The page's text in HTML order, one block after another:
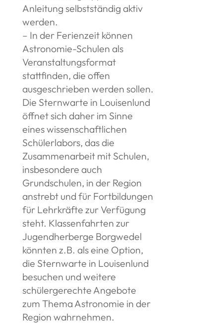
Anleitung selbstständig aktiv
werden.
– In der Ferienzeit können
Astronomie-Schulen als
Veranstaltungsformat
stattfinden, die offen
ausgeschrieben werden sollen.
Die Sternwarte in Louisenlund
öffnet sich daher im Sinne
eines wissenschaftlichen
Schülerlabors, das die
Zusammenarbeit mit Schulen,
insbesondere auch
Grundschulen, in der Region
anstrebt und für Fortbildungen
für Lehrkräfte zur Verfügung
steht. Klassenfahrten zur
Jugendherberge Borgwedel
könnten z.B. als eine Option,
die Sternwarte in Louisenlund
besuchen und weitere
schülergerechte Angebote
zum Thema Astronomie in der
Region wahrnehmen.